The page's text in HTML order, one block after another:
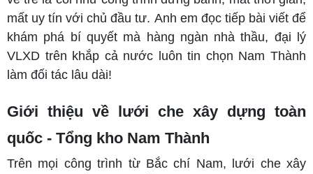
mất uy tín với chủ đầu tư. Anh em đọc tiếp bài viết để
khám phá bí quyết mà hàng ngàn nhà thầu, đại lý
VLXD trên khắp cả nước luôn tin chọn Nam Thành
làm đối tác lâu dài!
Giới thiệu về lưới che xây dựng toàn
quốc - Tổng kho Nam Thành
Trên mọi công trình từ Bắc chí Nam, lưới che xây